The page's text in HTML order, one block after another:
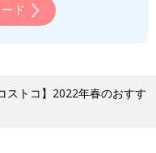
ド
ストコ】2022年春のおすす